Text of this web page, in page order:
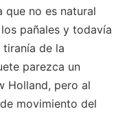
que no es natural
pañales y todavía
tiranía de la
parezca un
Holland, pero al
movimiento del